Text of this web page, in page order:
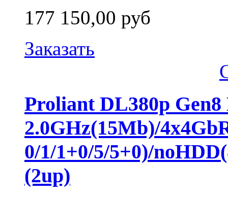
177 150,00 руб
Заказать
Proliant DL380p Gen8
2.0GHz(15Mb)/
0/1/1+0/5/5+0)/
(2up)